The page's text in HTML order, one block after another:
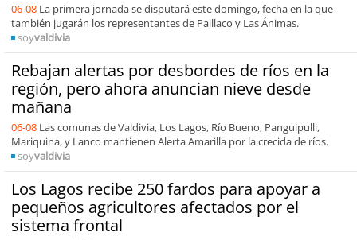
06-08 La primera jornada se disputará este domingo, fecha en la que
también jugarán los representantes de Paillaco y Las Ánimas.
soyvaldivia
Rebajan alertas por desbordes de ríos en la
región, pero ahora anuncian nieve desde
mañana
06-08 Las comunas de Valdivia, Los Lagos, Río Bueno, Panguipulli,
Mariquina, y Lanco mantienen Alerta Amarilla por la crecida de ríos.
soyvaldivia
Los Lagos recibe 250 fardos para apoyar a
pequeños agricultores afectados por el
sistema frontal